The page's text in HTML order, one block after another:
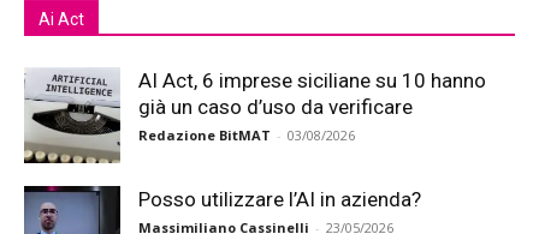
Ai Act
AI Act, 6 imprese siciliane su 10 hanno
già un caso d’uso da verificare
Redazione BitMAT - 03/08/2026
Posso utilizzare l’AI in azienda?
Massimiliano Cassinelli - 23/05/2026